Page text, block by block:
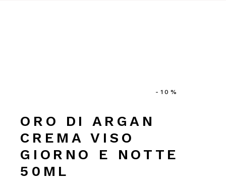
-10%
ORO DI ARGAN
CREMA VISO
GIORNO E NOTTE
50ML